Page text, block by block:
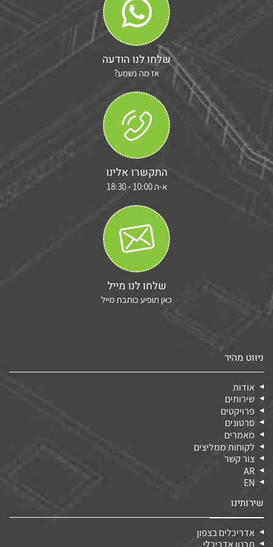
שלחו לנו הודעה
אז מה נשמע?
התקשרו אלינו
א-ה 10:00 - 18:30
שלחו לנו מייל
כאן תופיע כותבת מייל
ניווט מהיר
אודות
שירותים
פרויקטים
סרטונים
מאמרים
לקוחות ממליצים
צור קשר
AR
EN
שירותינו
אדריכלים בצפון